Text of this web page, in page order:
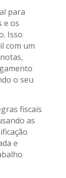
para
e os
Isso
com um
o seu
fiscais
as
e